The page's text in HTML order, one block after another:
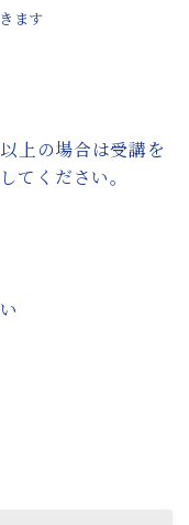
ます
上の場合は受講を
てください。